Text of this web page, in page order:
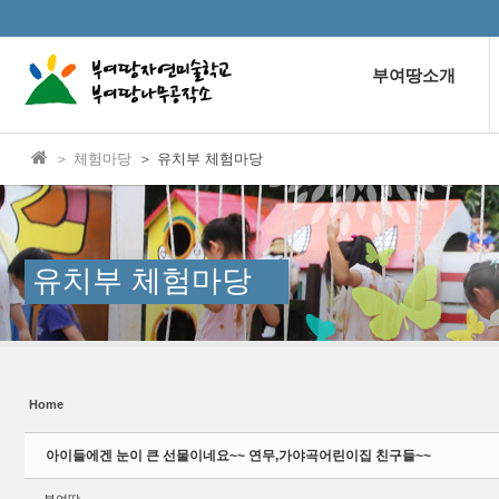
부여땅소개
＞ 체험마당 ＞ 유치부 체험마당
유치부 체험마당
Home
아이들에겐 눈이 큰 선물이네요~~ 연무,가야곡어린이집 친구들~~
Sketchbook5, 스케치북5
Sketchbook5, 스케치북5